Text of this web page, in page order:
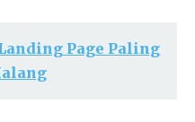
Page Paling